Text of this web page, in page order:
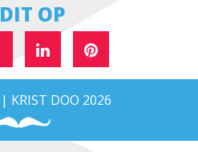
OP
KRIST DOO 2026